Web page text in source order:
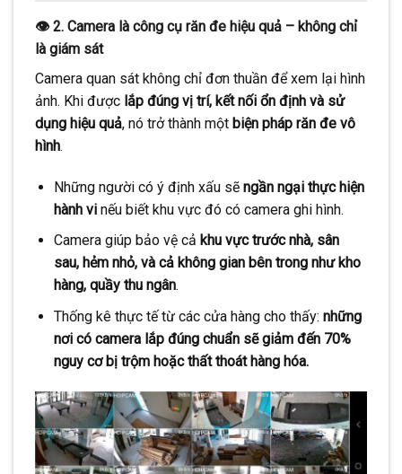
👁️ 2. Camera là công cụ răn đe hiệu quả – không chỉ
là giám sát
Camera quan sát không chỉ đơn thuần để xem lại hình
ảnh. Khi được lắp đúng vị trí, kết nối ổn định và sử
dụng hiệu quả, nó trở thành một biện pháp răn đe vô
hình.
Những người có ý định xấu sẽ ngần ngại thực hiện
hành vinếu biết khu vực đó có camera ghi hình.
Camera giúp bảo vệ cả khu vực trước nhà, sân
sau, hẻm nhỏ, và cả không gian bên trong như kho
hàng, quầy thu ngân.
Thống kê thực tế từ các cửa hàng cho thấy: những
nơi có camera lắp đúng chuẩn sẽ giảm đến 70%
nguy cơ bị trộm hoặc thất thoát hàng hóa.